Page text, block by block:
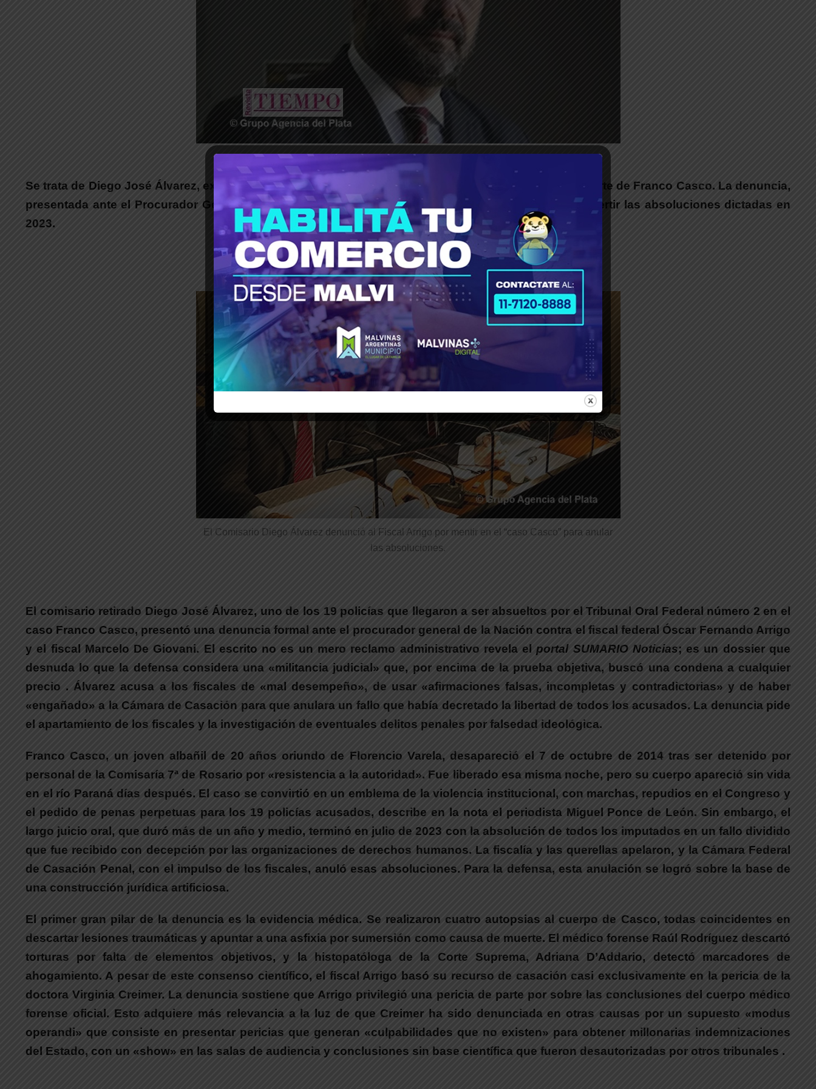
___________________________________________________________________
Se trata de Diego José Álvarez, ex jefe de la Comisaría 7ª de Rosario y absuelto en la causa por la muerte de Franco Casco. La denuncia,
presentada ante el Procurador General, alega que los fiscales manipularon pruebas para intentar revertir las absoluciones dictadas en
2023.
El Comisario Diego Álvarez denunció al Fiscal Arrigo por mentir en el “caso Casco” para anular
las absoluciones.
El comisario retirado Diego José Álvarez, uno de los 19 policías que llegaron a ser absueltos por el Tribunal Oral Federal número 2 en el
caso Franco Casco, presentó una denuncia formal ante el procurador general de la Nación contra el fiscal federal Óscar Fernando Arrigo
y el fiscal Marcelo De Giovani. El escrito no es un mero reclamo administrativo revela elportal SUMARIO Noticias; es un dossier que
desnuda lo que la defensa considera una «militancia judicial» que, por encima de la prueba objetiva, buscó una condena a cualquier
precio . Álvarez acusa a los fiscales de «mal desempeño», de usar «afirmaciones falsas, incompletas y contradictorias» y de haber
«engañado» a la Cámara de Casación para que anulara un fallo que había decretado la libertad de todos los acusados. La denuncia pide
el apartamiento de los fiscales y la investigación de eventuales delitos penales por falsedad ideológica.
Franco Casco, un joven albañil de 20 años oriundo de Florencio Varela, desapareció el 7 de octubre de 2014 tras ser detenido por
personal de la Comisaría 7ª de Rosario por «resistencia a la autoridad». Fue liberado esa misma noche, pero su cuerpo apareció sin vida
en el río Paraná días después. El caso se convirtió en un emblema de la violencia institucional, con marchas, repudios en el Congreso y
el pedido de penas perpetuas para los 19 policías acusados, describe en la nota el periodista Miguel Ponce de León. Sin embargo, el
largo juicio oral, que duró más de un año y medio, terminó en julio de 2023 con la absolución de todos los imputados en un fallo dividido
que fue recibido con decepción por las organizaciones de derechos humanos. La fiscalía y las querellas apelaron, y la Cámara Federal
de Casación Penal, con el impulso de los fiscales, anuló esas absoluciones. Para la defensa, esta anulación se logró sobre la base de
una construcción jurídica artificiosa.
El primer gran pilar de la denuncia es la evidencia médica. Se realizaron cuatro autopsias al cuerpo de Casco, todas coincidentes en
descartar lesiones traumáticas y apuntar a una asfixia por sumersión como causa de muerte. El médico forense Raúl Rodríguez descartó
torturas por falta de elementos objetivos, y la histopatóloga de la Corte Suprema, Adriana D’Addario, detectó marcadores de
ahogamiento. A pesar de este consenso científico, el fiscal Arrigo basó su recurso de casación casi exclusivamente en la pericia de la
doctora Virginia Creimer. La denuncia sostiene que Arrigo privilegió una pericia de parte por sobre las conclusiones del cuerpo médico
forense oficial. Esto adquiere más relevancia a la luz de que Creimer ha sido denunciada en otras causas por un supuesto «modus
operandi» que consiste en presentar pericias que generan «culpabilidades que no existen» para obtener millonarias indemnizaciones
del Estado, con un «show» en las salas de audiencia y conclusiones sin base científica que fueron desautorizadas por otros tribunales .